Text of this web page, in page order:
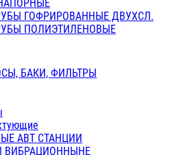
ГОФРИРОВАННЫЕ ДВУХСЛ.
ПОЛИЭТИЛЕНОВЫЕ
БАКИ, ФИЛЬТРЫ
АВТ СТАНЦИИ
ВИБРАЦИОННЫНЕ